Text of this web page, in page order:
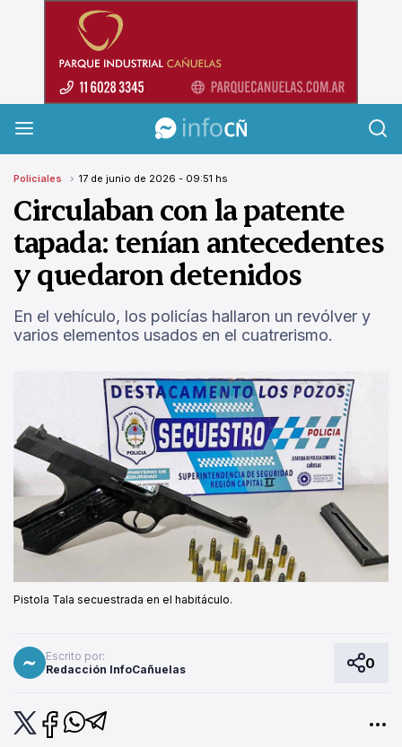
Policiales 17 de junio de 2026 - 09:51 hs
Circulaban con la patente
tapada: tenían antecedentes
y quedaron detenidos
En el vehículo, los policías hallaron un revólver y
varios elementos usados en el cuatrerismo.
Pistola Tala secuestrada en el habitáculo.
Escrito por:
Redacción InfoCañuelas
0